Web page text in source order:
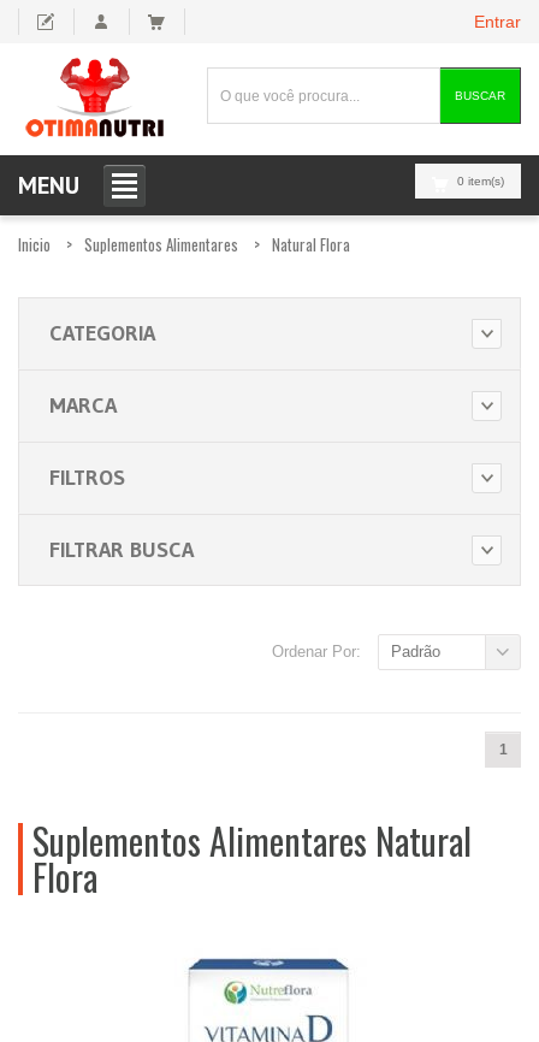
Entrar
BUSCAR
0 item(s)
MENU
Inicio Suplementos Alimentares Natural Flora
CATEGORIA
MARCA
FILTROS
FILTRAR BUSCA
Ordenar Por: Padrão
1
Suplementos Alimentares Natural
Flora